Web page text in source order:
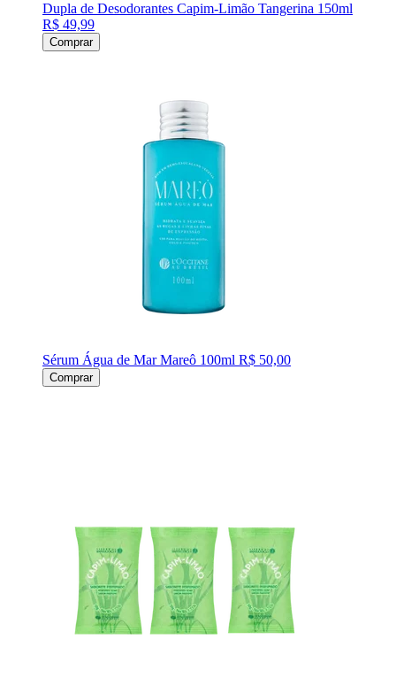
Dupla de Desodorantes Capim-Limão Tangerina 150ml
R$ 49,99
Comprar
Sérum Água de Mar Mareô 100ml R$ 50,00
Comprar